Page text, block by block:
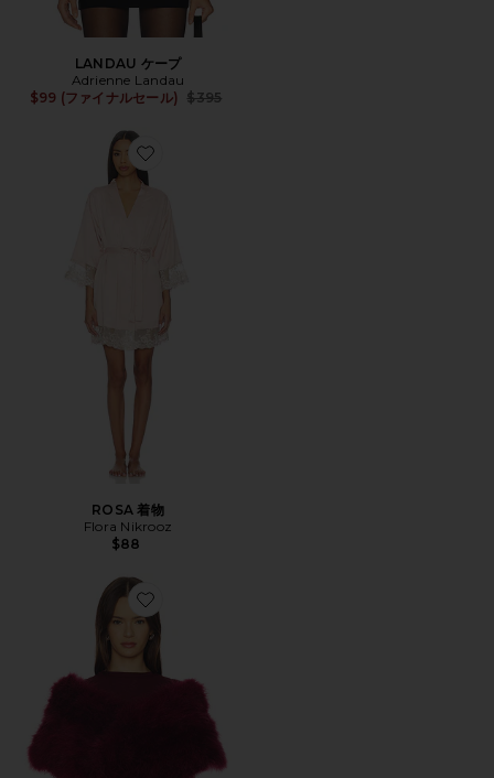
LANDAU ケープ
Adrienne Landau
$99 (ファイナルセール)
Previous price:
$395
Favorite ROSA 着物
ROSA 着物
Flora Nikrooz
$88
Favorite LOTTIE ラップ